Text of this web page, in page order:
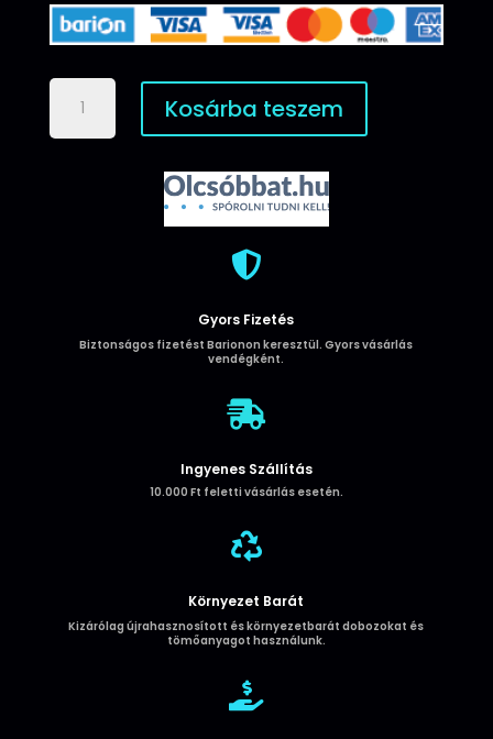
Huawei
Lite
Kosárba teszem

Gyors Fizetés
Biztonságos fizetést Barionon keresztül. Gyors vásárlás
vendégként.

Ingyenes Szállítás
10.000 Ft feletti vásárlás esetén.

Környezet Barát
Kizárólag újrahasznosított és környezetbarát dobozokat és
tömőanyagot használunk.
